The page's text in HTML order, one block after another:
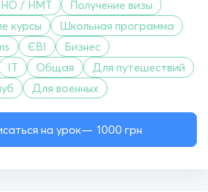
на урок 1000 грн
/ НМТ
Получение визы
курсы
Школьная программа
ЄВІ
Бизнес
IT Общая
Для путешествий
Для военных